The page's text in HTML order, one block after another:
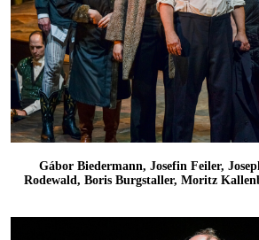
Gábor Biedermann, Josefin Feiler,
Rodewald, Boris Burgstaller, Moritz